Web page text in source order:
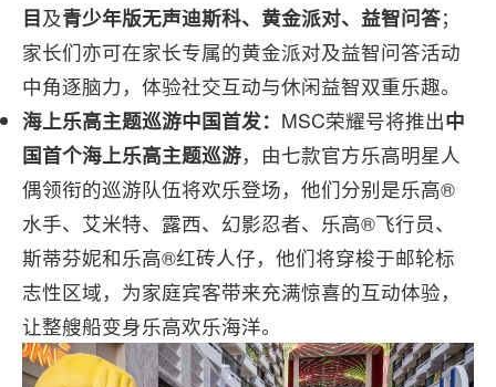
目及青少年版无声迪斯科、黄金派对、益智问答；
家长们亦可在家长专属的黄金派对及益智问答活动
中角逐脑力，体验社交互动与休闲益智双重乐趣。
海上乐高主题巡游中国首发： MSC荣耀号将推出中
国首个海上乐高主题巡游，由七款官方乐高明星人
偶领衔的巡游队伍将欢乐登场，他们分别是乐高®
水手、艾米特、露西、幻影忍者、乐高®飞行员、
斯蒂芬妮和乐高®红砖人仔，他们将穿梭于邮轮标
志性区域，为家庭宾客带来充满惊喜的互动体验，
让整艘船变身乐高欢乐海洋。